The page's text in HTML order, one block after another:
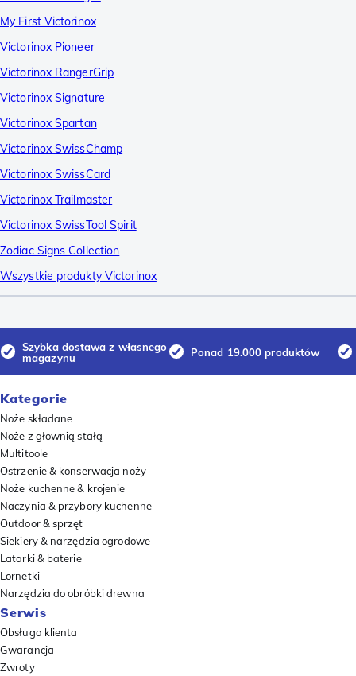
My First Victorinox
Victorinox Pioneer
Victorinox RangerGrip
Victorinox Signature
Victorinox Spartan
Victorinox SwissChamp
Victorinox SwissCard
Victorinox Trailmaster
Victorinox SwissTool Spirit
Zodiac Signs Collection
Wszystkie produkty Victorinox
Szybka dostawa z własnego
magazynu
Ponad 19.000 produktów
Kategorie
Noże składane
Noże z głownią stałą
Multitoole
Ostrzenie & konserwacja noży
Noże kuchenne & krojenie
Naczynia & przybory kuchenne
Outdoor & sprzęt
Siekiery & narzędzia ogrodowe
Latarki & baterie
Lornetki
Narzędzia do obróbki drewna
Serwis
Obsługa klienta
Gwarancja
Zwroty